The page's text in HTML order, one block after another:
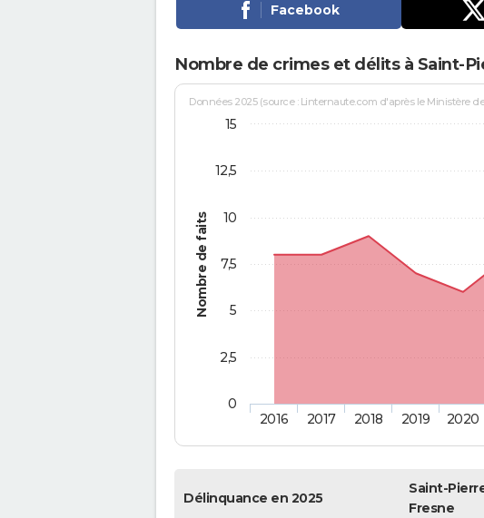
Facebook
Nombre de crimes et délits à Saint-
Nombre de faits
Données 2025 (source : Linternaute.com d'après le Ministère
2016 2017 2018 2019 2020
0
2,5
5
7,5
10
12,5
15
Délinquance en 2025
Saint-
Fresne